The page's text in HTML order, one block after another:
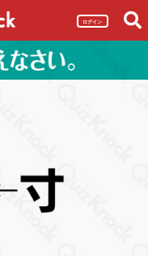
ログイン